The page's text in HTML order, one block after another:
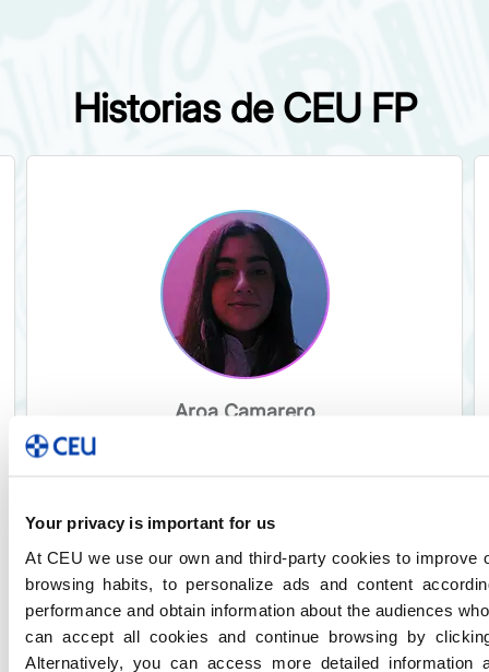
Your privacy is important for us
At CEU we use our own and third-party cookies to improve
browsing habits, to personalize ads and content
performance and obtain information about the audiences
can accept all cookies and continue browsing by
Alternatively, you can access more detailed information
Historias de CEU FP
Aroa Camarero
Gracias a la gran profesionalidad de los
que, gracias a su ayuda y buen trato
estoy más que encantada con CEU.